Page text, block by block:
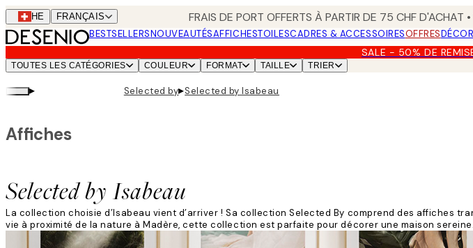
Skip
to
main
content.
CHE FRANÇAIS FRAIS DE PORT OFFERTS À PARTIR DE 75 CHF D'ACHAT
BESTSELLERSNOUVEAUTÉSAFFICHESTOILESCADRES & ACCESSOIRESOFFRES
SALE - 50% DE
TOUTES LES CATÉGORIES COULEUR FORMAT TAILLE TRIER
▸ Selected by▸Selected by Isabeau
Selected by Isabeau
Affiches
La collection choisie d’Isabeau vient d’arriver ! Sa collection Selected By comprend des affiches
vie à proximité de la nature à Madère, cette collection est parfaite pour décorer une maison